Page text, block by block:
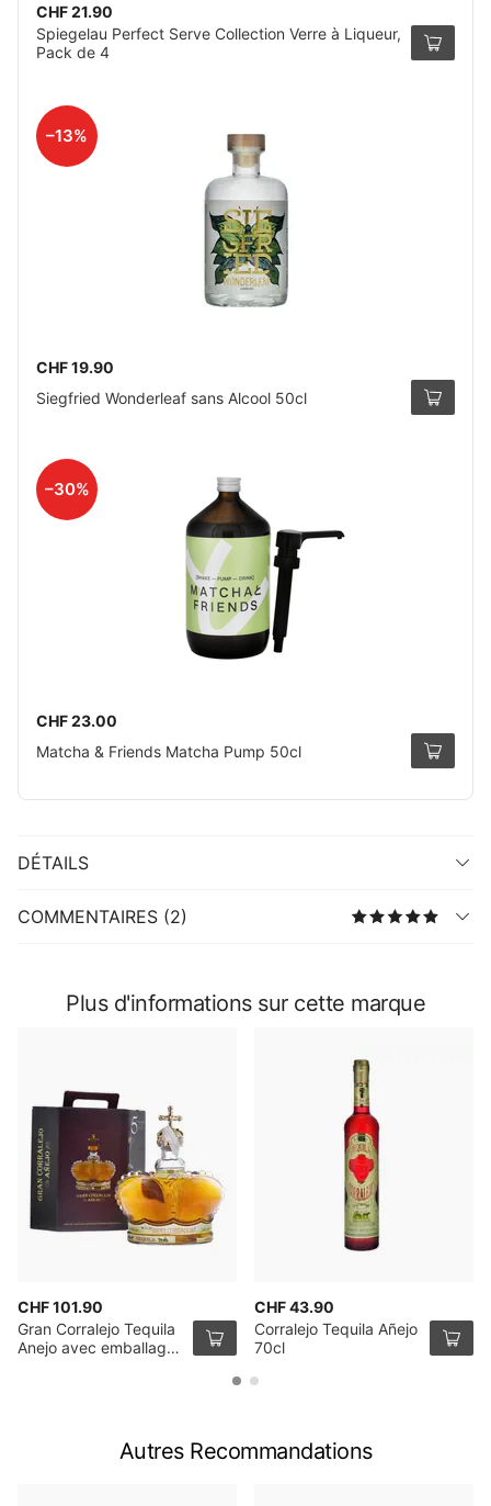
CHF 21.90
Spiegelau Perfect Serve Collection Verre à Liqueur,
Pack de 4
–13%
CHF 19.90
Siegfried Wonderleaf sans Alcool 50cl
–30%
CHF 23.00
Matcha & Friends Matcha Pump 50cl
DÉTAILS
COMMENTAIRES (2)
Plus d'informations sur cette marque
CHF 101.90
Gran Corralejo Tequila
Anejo avec emballage
CHF 43.90
Corralejo Tequila Añejo
70cl
Autres Recommandations